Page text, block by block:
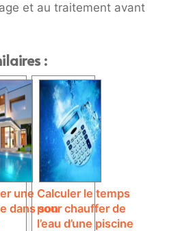
et au traitement avant
:
une
dans son
Calculer le temps
pour chauffer de
l’eau d’une piscine